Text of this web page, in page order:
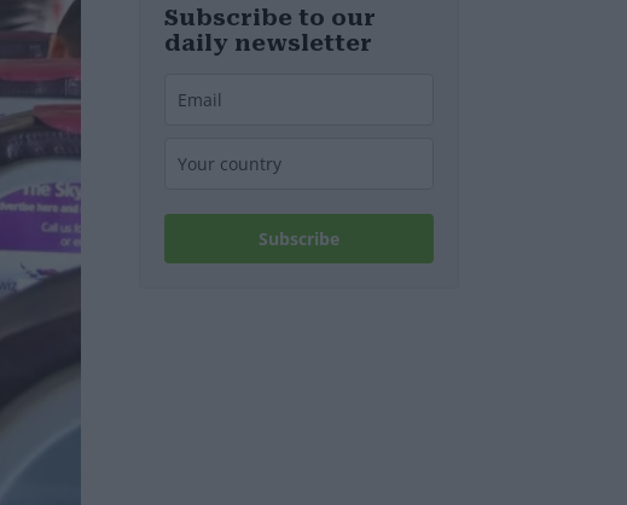
Werden die
Kraftstoffpreise
erneut steigen?
Subscribe to our
daily newsletter
Subscribe